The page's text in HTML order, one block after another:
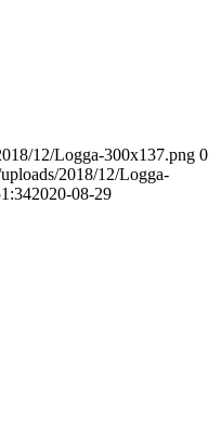
12/Logga-300x137.png 0
2018/12/Logga-
2020-08-29